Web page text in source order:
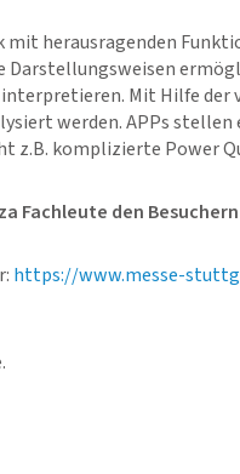
herausragenden
interpretieren. Mit Hilfe
werden. APPs
z.B. komplizierte Power
Fachleute den
https://www.messe-